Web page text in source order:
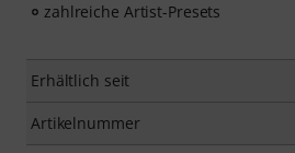
zahlreiche Artist-Presets
Erhältlich seit
Artikelnummer